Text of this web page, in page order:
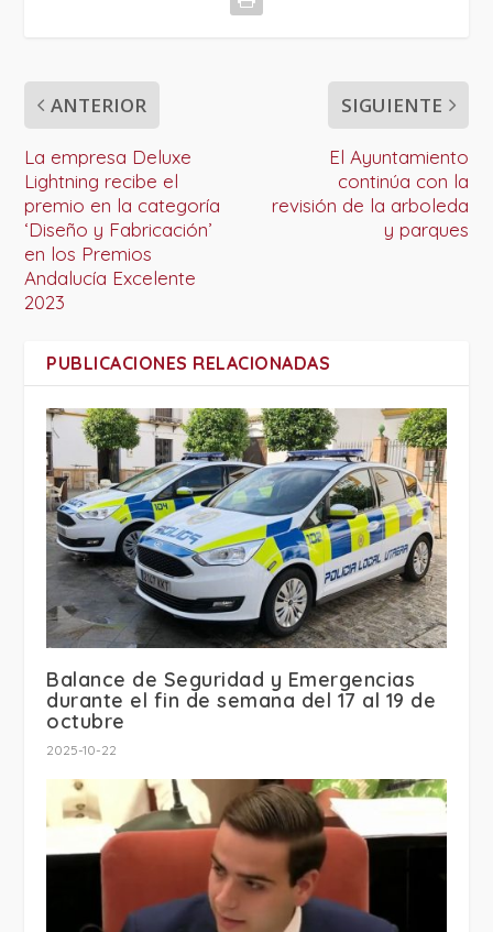
ANTERIOR
La empresa Deluxe
Lightning recibe el
premio en la categoría
‘Diseño y Fabricación’
en los Premios
Andalucía Excelente
2023
SIGUIENTE
El Ayuntamiento
continúa con la
revisión de la arboleda
y parques
PUBLICACIONES RELACIONADAS
Balance de Seguridad y Emergencias
durante el fin de semana del 17 al 19 de
octubre
2025-10-22